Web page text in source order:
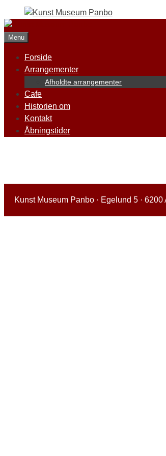
til
indhold
Menu
Forside
Arrangementer
Afholdte arrangementer
Cafe
Historien om
Kontakt
Åbningstider
Kunst Museum Panbo · Egelund 5 ·